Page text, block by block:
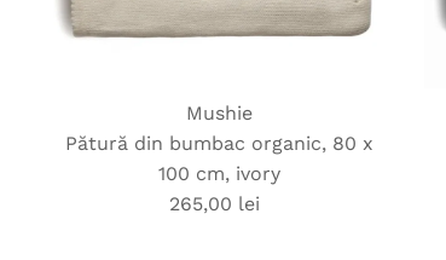
Mushie
Pătură din bumbac organic, 80 x
100 cm, ivory
Preț
265,00 lei